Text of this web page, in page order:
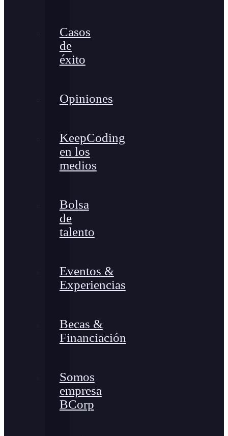
Casos
de
éxito
Opiniones
KeepCoding
en los
medios
Bolsa
de
talento
Eventos &
Experiencias
Becas &
Financiación
Somos
empresa
BCorp